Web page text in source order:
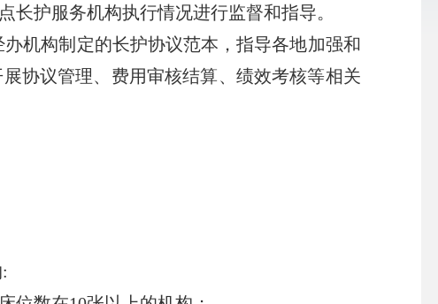
护服务机构执行情况进行监督和指导。
机构制定的长护协议范本，指导各地加强和
协议管理、费用审核结算、绩效考核等相关